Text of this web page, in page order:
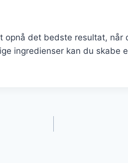
det bedste resultat, når
ingredienser kan du skabe